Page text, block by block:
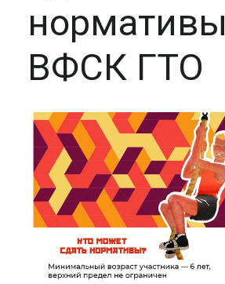
нормативы
ВФСК ГТО